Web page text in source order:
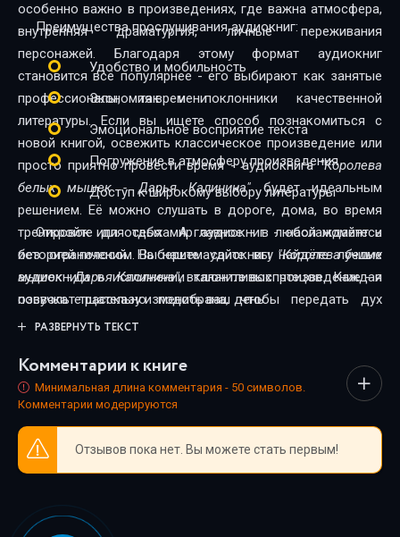
особенно важно в произведениях, где важна атмосфера,
внутренняя драматургия, личные переживания
персонажей. Благодаря этому формат аудиокниг
становится всё популярнее - его выбирают как занятые
профессионалы, так и поклонники качественной
литературы. Если вы ищете способ познакомиться с
новой книгой, освежить классическое произведение или
просто приятно провести время - аудиокнига"Королева
белых мышек - Дарья Калинина"будет идеальным
решением. Её можно слушать в дороге, дома, во время
тренировок или отдыха. А главное - в любой момент и
без ограничений. На нашем сайте вы найдёте лучшие
аудиокниги в исполнении талантливых чтецов. Каждая
озвучка тщательно подобрана, чтобы передать дух
произведения и сделать прослушивание максимально
триллеры и любовные истории - мы собрали всё, чтобы
каждый нашёл книгу по душе.
Преимущества прослушивания аудиокниг:
Удобство и мобильность
Экономия времени
Эмоциональное восприятие текста
Погружение в атмосферу произведения
Доступ к широкому выбору литературы
Откройте для себя мир аудиокниг - наслаждайтесь
историей голосом. Выберите аудиокнигу "Королева белых
мышек - Дарья Калинина", включите воспроизведение - и
позвольте рассказу изменить ваш день.
РАЗВЕРНУТЬ ТЕКСТ
Комментарии к книге
Минимальная длина комментария - 50 символов.
Комментарии модерируются
Отзывов пока нет. Вы можете стать первым!